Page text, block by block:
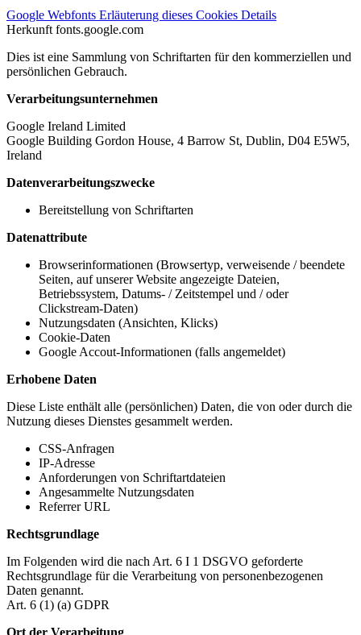
Google Webfonts Erläuterung dieses Cookies Details
Herkunft fonts.google.com
Dies ist eine Sammlung von Schriftarten für den kommerziellen und
persönlichen Gebrauch.
Verarbeitungsunternehmen
Google Ireland Limited
Google Building Gordon House, 4 Barrow St, Dublin, D04 E5W5,
Ireland
Datenverarbeitungszwecke
Bereitstellung von Schriftarten
Datenattribute
Browserinformationen (Browsertyp, verweisende / beendete
Seiten, auf unserer Website angezeigte Dateien,
Betriebssystem, Datums- / Zeitstempel und / oder
Clickstream-Daten)
Nutzungsdaten (Ansichten, Klicks)
Cookie-Daten
Google Accout-Informationen (falls angemeldet)
Erhobene Daten
Diese Liste enthält alle (persönlichen) Daten, die von oder durch die
Nutzung dieses Dienstes gesammelt werden.
CSS-Anfragen
IP-Adresse
Anforderungen von Schriftartdateien
Angesammelte Nutzungsdaten
Referrer URL
Rechtsgrundlage
Im Folgenden wird die nach Art. 6 I 1 DSGVO geforderte
Rechtsgrundlage für die Verarbeitung von personenbezogenen
Daten genannt.
Art. 6 (1) (a) GDPR
Ort der Verarbeitung